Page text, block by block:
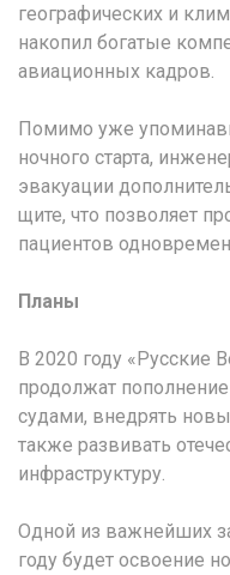
географических и
накопил богатые
авиационных кадров.
Помимо уже
ночного старта,
эвакуации
щите, что позволяет
пациентов
Планы
В 2020 году «Русские
продолжат
судами, внедрять
также развивать
инфраструктуру.
Одной из важнейших
году будет освоение